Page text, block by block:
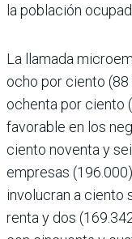
la población
La llamada
ocho por ciento (88
ochenta por ciento
favorable en los
ciento noventa y
empresas
involucran a ciento
renta y dos